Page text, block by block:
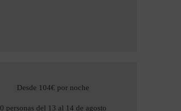
Desde 104€ por noche
0 personas del 13 al 14 de agosto